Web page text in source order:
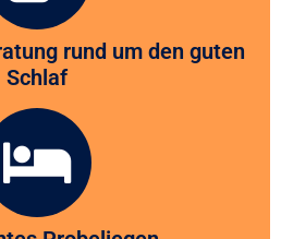
rund um den guten
Schlaf